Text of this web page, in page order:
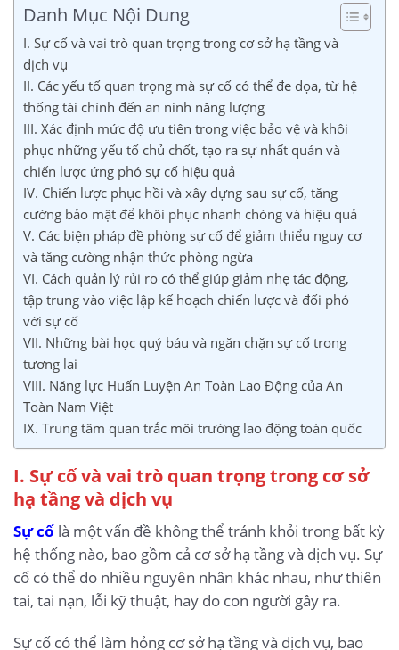
Danh Mục Nội Dung
I. Sự cố và vai trò quan trọng trong cơ sở hạ tầng và
dịch vụ
II. Các yếu tố quan trọng mà sự cố có thể đe dọa, từ hệ
thống tài chính đến an ninh năng lượng
III. Xác định mức độ ưu tiên trong việc bảo vệ và khôi
phục những yếu tố chủ chốt, tạo ra sự nhất quán và
chiến lược ứng phó sự cố hiệu quả
IV. Chiến lược phục hồi và xây dựng sau sự cố, tăng
cường bảo mật để khôi phục nhanh chóng và hiệu quả
V. Các biện pháp đề phòng sự cố để giảm thiểu nguy cơ
và tăng cường nhận thức phòng ngừa
VI. Cách quản lý rủi ro có thể giúp giảm nhẹ tác động,
tập trung vào việc lập kế hoạch chiến lược và đối phó
với sự cố
VII. Những bài học quý báu và ngăn chặn sự cố trong
tương lai
VIII. Năng lực Huấn Luyện An Toàn Lao Động của An
Toàn Nam Việt
IX. Trung tâm quan trắc môi trường lao động toàn quốc
I. Sự cố và vai trò quan trọng trong cơ sở
hạ tầng và dịch vụ
Sự cố là một vấn đề không thể tránh khỏi trong bất kỳ
hệ thống nào, bao gồm cả cơ sở hạ tầng và dịch vụ. Sự
cố có thể do nhiều nguyên nhân khác nhau, như thiên
tai, tai nạn, lỗi kỹ thuật, hay do con người gây ra.
Sự cố có thể làm hỏng cơ sở hạ tầng và dịch vụ, bao